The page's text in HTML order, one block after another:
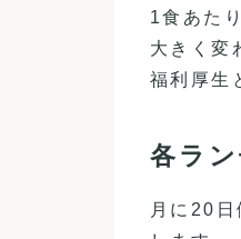
1食あた
大きく変
福利厚生
各ラ
月に20